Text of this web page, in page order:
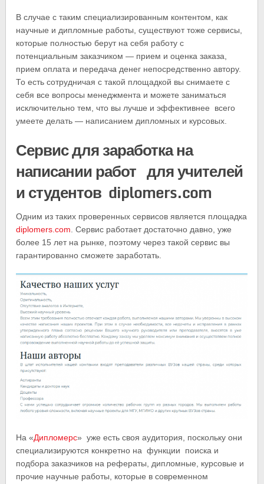
В случае с таким специализированным контентом, как
научные и дипломные работы, существуют тоже сервисы,
которые полностью берут на себя работу с
потенциальным заказчиком — прием и оценка заказа,
прием оплата и передача денег непосредственно автору.
То есть сотрудничая с такой площадкой вы снимаете с
себя все вопросы менеджмента и можете заниматься
исключительно тем, что вы лучше и эффективнее всего
умеете делать — написанием дипломных и курсовых.
Сервис для заработка на
написании работ для учителей
и студентов diplomers.com
Одним из таких проверенных сервисов является площадка
diplomers.com. Сервис работает достаточно давно, уже
более 15 лет на рынке, поэтому через такой сервис вы
гарантированно сможете заработать.
На «Дипломерс» уже есть своя аудитория, поскольку они
специализируются конкретно на функции поиска и
подбора заказчиков на рефераты, дипломные, курсовые и
прочие научные работы, которые в современном